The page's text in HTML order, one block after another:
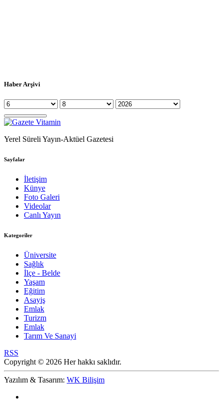
Haber Arşivi
Yerel Süreli Yayın-Aktüel Gazetesi
Sayfalar
İletişim
Künye
Foto Galeri
Videolar
Canlı Yayın
Kategoriler
Üniversite
Sağlık
İlçe - Belde
Yaşam
Eğitim
Asayiş
Emlak
Turizm
Emlak
Tarım Ve Sanayi
RSS
Copyright © 2026 Her hakkı saklıdır.
Yazılım & Tasarım: WK Bilişim